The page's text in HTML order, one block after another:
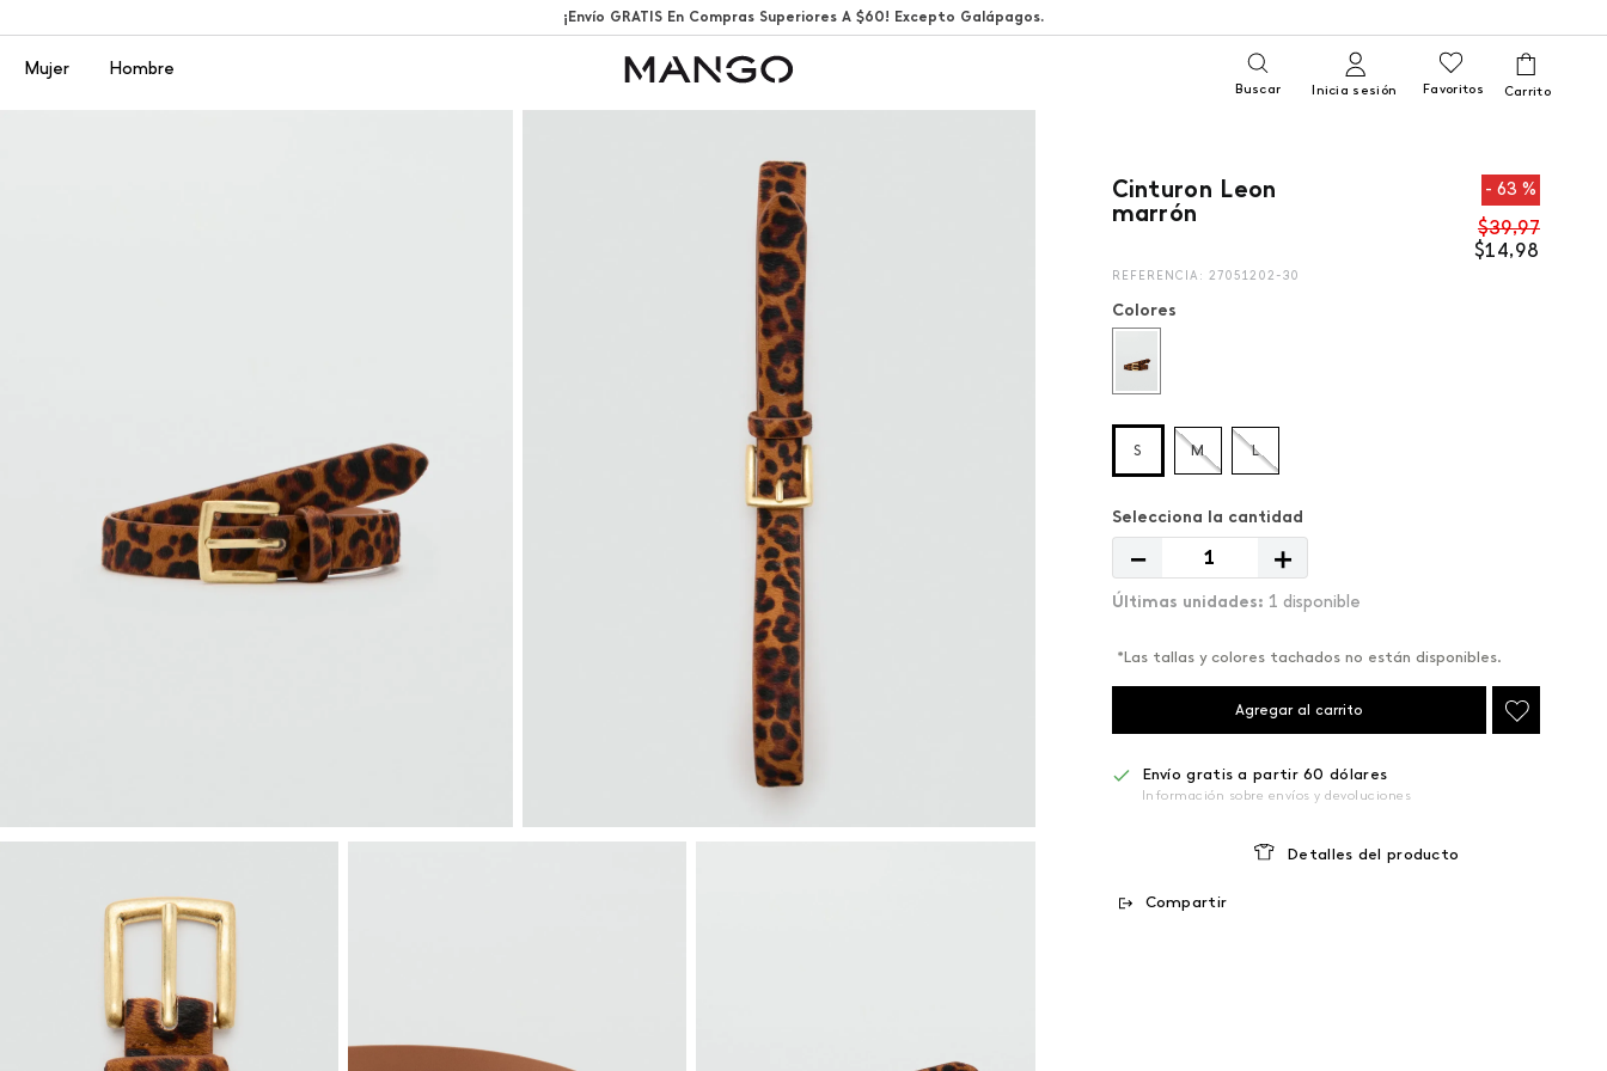
¡Envío GRATIS En Compras Superiores A $60! Excepto Galápagos.
Menú
Mujer Hombre
Buscar Inicia sesión Favoritos
Cinturon Leon
marrón
63 %
$39,97
$14,98
REFERENCIA : 27051202-30
Colores
S M L
＋
－
1 disponible
*Las tallas y colores tachados no están disponibles.
Agregar al carrito
Envío gratis a partir 60 dólares
Información sobre envíos y devoluciones
Detalles del producto
Compartir